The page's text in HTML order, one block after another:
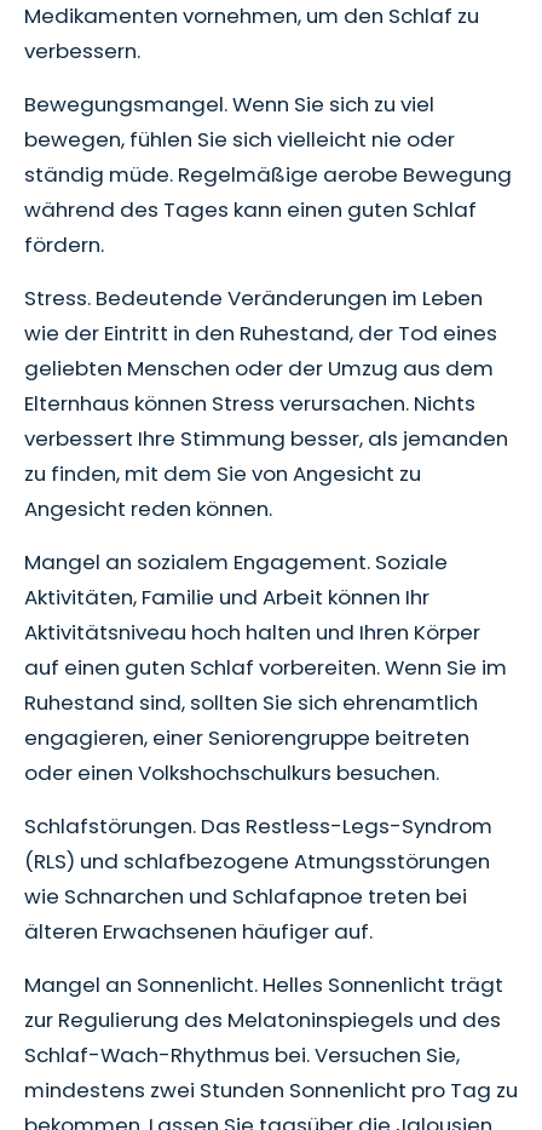
Medikamenten vornehmen, um den Schlaf zu
verbessern.
Bewegungsmangel. Wenn Sie sich zu viel
bewegen, fühlen Sie sich vielleicht nie oder
ständig müde. Regelmäßige aerobe Bewegung
während des Tages kann einen guten Schlaf
fördern.
Stress. Bedeutende Veränderungen im Leben
wie der Eintritt in den Ruhestand, der Tod eines
geliebten Menschen oder der Umzug aus dem
Elternhaus können Stress verursachen. Nichts
verbessert Ihre Stimmung besser, als jemanden
zu finden, mit dem Sie von Angesicht zu
Angesicht reden können.
Mangel an sozialem Engagement. Soziale
Aktivitäten, Familie und Arbeit können Ihr
Aktivitätsniveau hoch halten und Ihren Körper
auf einen guten Schlaf vorbereiten. Wenn Sie im
Ruhestand sind, sollten Sie sich ehrenamtlich
engagieren, einer Seniorengruppe beitreten
oder einen Volkshochschulkurs besuchen.
Schlafstörungen. Das Restless-Legs-Syndrom
(RLS) und schlafbezogene Atmungsstörungen
wie Schnarchen und Schlafapnoe treten bei
älteren Erwachsenen häufiger auf.
Mangel an Sonnenlicht. Helles Sonnenlicht trägt
zur Regulierung des Melatoninspiegels und des
Schlaf-Wach-Rhythmus bei. Versuchen Sie,
mindestens zwei Stunden Sonnenlicht pro Tag zu